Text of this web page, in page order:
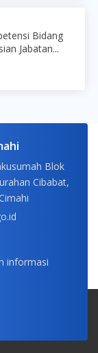
Bidang
Jabatan...
Blok
Cibabat,
informasi